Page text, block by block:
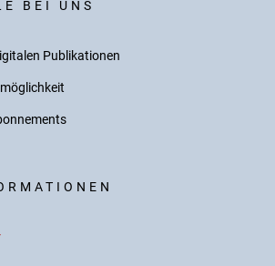
BEI UNS
Publikationen